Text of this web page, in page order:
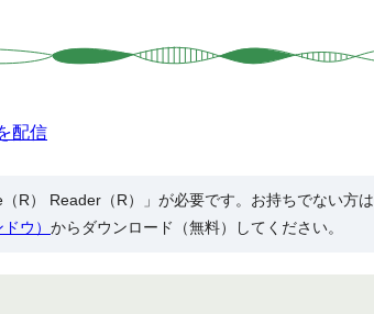
配信
R） Reader（R）」が必要です。お持ちでない方は
ウ） からダウンロード（無料）してください。